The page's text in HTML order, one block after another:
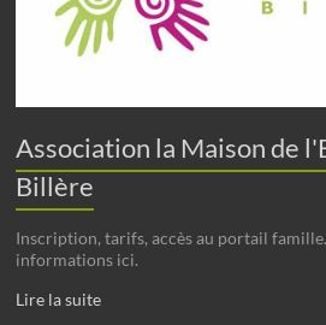
Association la Maison de
Billère
Inscription, tarifs, accès au portail
informations ici.
Lire la suite